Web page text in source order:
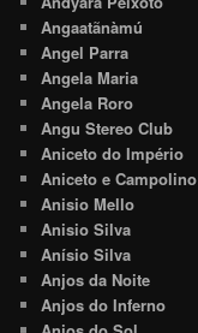
Angaatãnàmú
Angel Parra
Angela Maria
Angela Roro
Angu Stereo Club
Aniceto do Império
Aniceto e Campolino
Anisio Mello
Anisio Silva
Anísio Silva
Anjos da Noite
Anjos do Inferno